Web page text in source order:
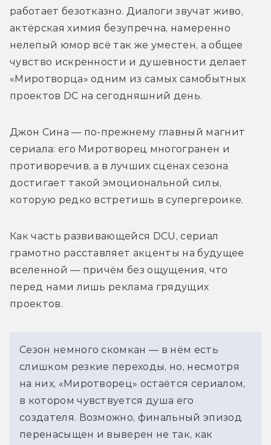
работает безотказно. Диалоги звучат живо,
актёрская химия безупречна, намеренно
нелепый юмор всё так же уместен, а общее
чувство искренности и душевности делает
«Миротворца» одним из самых самобытных
проектов DC на сегодняшний день.
Джон Сина — по-прежнему главный магнит
сериала: его Миротворец многогранен и
противоречив, а в лучших сценах сезона
достигает такой эмоциональной силы,
которую редко встретишь в супергероике.
Как часть развивающейся DCU, сериал
грамотно расставляет акценты на будущее
вселенной — причём без ощущения, что
перед нами лишь реклама грядущих
проектов.
Сезон немного скомкан — в нём есть
слишком резкие переходы, но, несмотря
на них, «Миротворец» остаётся сериалом,
в котором чувствуется душа его
создателя. Возможно, финальный эпизод
перенасыщен и выверен не так, как